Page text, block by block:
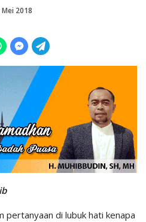
Mei 2018
pertanyaan di lubuk hati kenapa